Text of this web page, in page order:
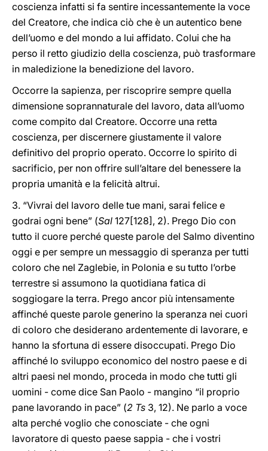
coscienza infatti si fa sentire incessantemente la voce
del Creatore, che indica ciò che è un autentico bene
dell’uomo e del mondo a lui affidato. Colui che ha
perso il retto giudizio della coscienza, può trasformare
in maledizione la benedizione del lavoro.
Occorre la sapienza, per riscoprire sempre quella
dimensione soprannaturale del lavoro, data all’uomo
come compito dal Creatore. Occorre una retta
coscienza, per discernere giustamente il valore
definitivo del proprio operato. Occorre lo spirito di
sacrificio, per non offrire sull’altare del benessere la
propria umanità e la felicità altrui.
3. “Vivrai del lavoro delle tue mani, sarai felice e
godrai ogni bene” (Sal 127[128], 2). Prego Dio con
tutto il cuore perché queste parole del Salmo diventino
oggi e per sempre un messaggio di speranza per tutti
coloro che nel Zaglebie, in Polonia e su tutto l’orbe
terrestre si assumono la quotidiana fatica di
soggiogare la terra. Prego ancor più intensamente
affinché queste parole generino la speranza nei cuori
di coloro che desiderano ardentemente di lavorare, e
hanno la sfortuna di essere disoccupati. Prego Dio
affinché lo sviluppo economico del nostro paese e di
altri paesi nel mondo, proceda in modo che tutti gli
uomini - come dice San Paolo - mangino “il proprio
pane lavorando in pace” (2 Ts 3, 12). Ne parlo a voce
alta perché voglio che conosciate - che ogni
lavoratore di questo paese sappia - che i vostri